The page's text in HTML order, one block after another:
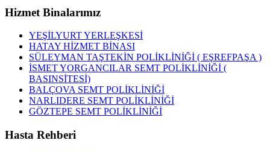
Hizmet Binalarımız
YEŞİLYURT YERLEŞKESİ
HATAY HİZMET BİNASI
SÜLEYMAN TAŞTEKİN POLİKLİNİĞİ ( EŞREFPAŞA )
İSMET YORGANCILAR SEMT POLİKLİNİĞİ (
BASINSİTESİ)
BALÇOVA SEMT POLİKLİNİĞİ
NARLIDERE SEMT POLİKLİNİĞİ
GÖZTEPE SEMT POLİKLİNİĞİ
Hasta Rehberi